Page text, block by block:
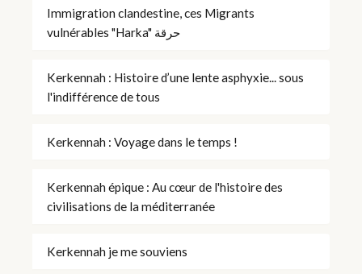
Immigration clandestine, ces Migrants
vulnérables "Harka" حرقة
Kerkennah : Histoire d’une lente asphyxie... sous
l'indifférence de tous
Kerkennah : Voyage dans le temps !
Kerkennah épique : Au cœur de l'histoire des
civilisations de la méditerranée
Kerkennah je me souviens